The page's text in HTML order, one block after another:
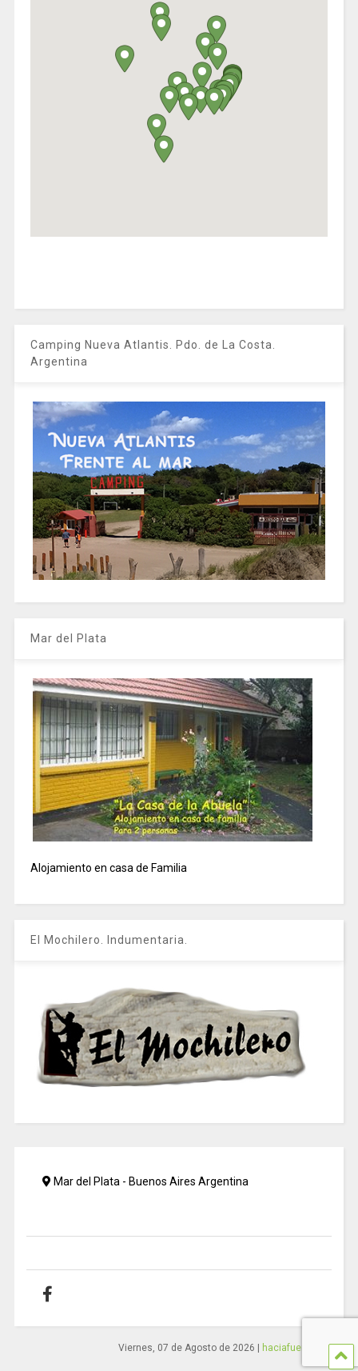
Camping Nueva Atlantis. Pdo. de La Costa.
Argentina
Mar del Plata
Alojamiento en casa de Familia
El Mochilero. Indumentaria.
Mar del Plata - Buenos Aires Argentina
Viernes, 07 de Agosto de 2026 haciafuera.com.ar